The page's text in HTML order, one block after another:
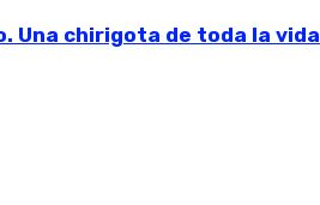
Una chirigota de toda la vida